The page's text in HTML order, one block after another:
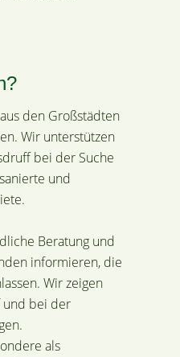
den Großstädten
Wir unterstützen
bei der Suche
und
Beratung und
informieren, die
Wir zeigen
und bei der
als